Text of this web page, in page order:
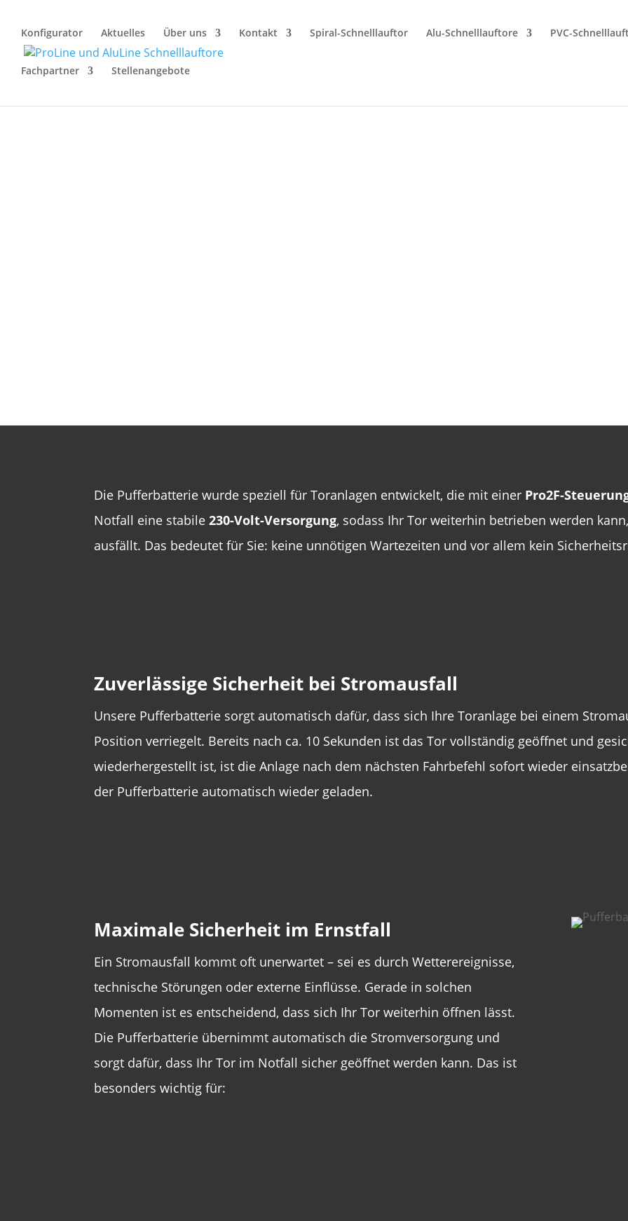
Konfigurator Aktuelles Über uns Kontakt Spiral-Schnelllauftor Alu-Schnelllauftore PVC-
Fachpartner Stellenangebote
Die Pufferbatterie wurde speziell für Toranlagen entwickelt, die mit einer Pro2F-
Notfall eine stabile230-Volt-Versorgung, sodass Ihr Tor weiterhin betrieben werden
ausfällt. Das bedeutet für Sie: keine unnötigen Wartezeiten und vor allem kein
Zuverlässige Sicherheit bei Stromausfall
Unsere Pufferbatterie sorgt automatisch dafür, dass sich Ihre Toranlage bei einem
Position verriegelt. Bereits nach ca. 10 Sekunden ist das Tor vollständig geöffnet und
wiederhergestellt ist, ist die Anlage nach dem nächsten Fahrbefehl sofort wieder
der Pufferbatterie automatisch wieder geladen.
Maximale Sicherheit im Ernstfall
Ein Stromausfall kommt oft unerwartet – sei es durch Wetterereignisse,
technische Störungen oder externe Einflüsse. Gerade in solchen
Momenten ist es entscheidend, dass sich Ihr Tor weiterhin öffnen lässt.
Die Pufferbatterie übernimmt automatisch die Stromversorgung und
sorgt dafür, dass Ihr Tor im Notfall sicher geöffnet werden kann. Das ist
besonders wichtig für: